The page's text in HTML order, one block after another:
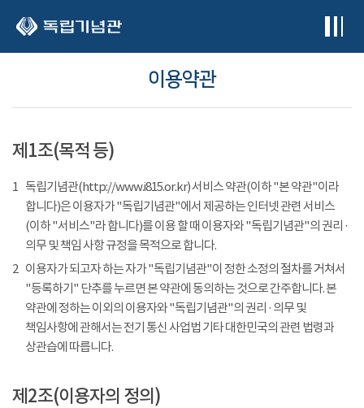
이용약관
제1조(목적 등)
1 독립기념관(http://www.i815.or.kr) 서비스 약관(이하 "본 약관"이라
합니다)은 이용자가 "독립기념관"에서 제공하는 인터넷 관련 서비스
(이하 "서비스"라 합니다)를 이용 할 때 이용자와 "독립기념관"의 권리 ·
의무 및 책임 사항 규정을 목적으로 합니다.
2 이용자가 되고자 하는 자가 "독립기념관"이 정한 소정의 절차를 거쳐서
"등록하기" 단추를 누르면 본 약관에 동의하는 것으로 간주합니다. 본
약관에 정하는 이외의 이용자와 "독립기념관"의 권리 · 의무 및
책임사항에 관해서는 전기 통신 사업법 기타 대한민국의 관련 법령과
상관습에 따릅니다.
제2조(이용자의 정의)